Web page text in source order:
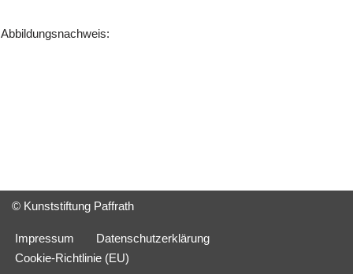
Abbildungsnachweis:
© Kunststiftung Paffrath
Impressum
Datenschutzerklärung
Cookie-Richtlinie (EU)